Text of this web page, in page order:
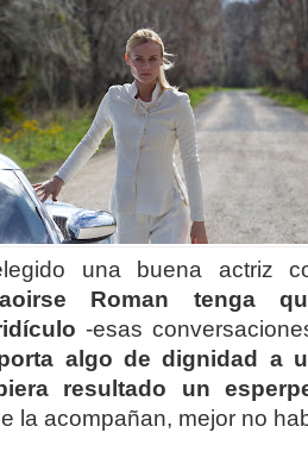
una buena actriz
Roman tenga
-esas
algo de dignidad a
resultado un
la acompañan, mejor no